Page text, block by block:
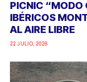
PICNIC “MODO
IBÉRICOS
AL AIRE LIBRE
22 JULIO, 2026